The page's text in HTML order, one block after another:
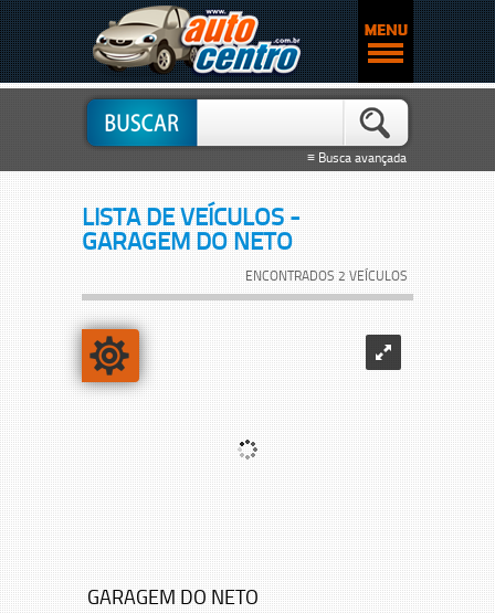
≡ Busca avançada
LISTA DE VEÍCULOS -
GARAGEM DO NETO
ENCONTRADOS 2 VEÍCULOS
GARAGEM DO NETO